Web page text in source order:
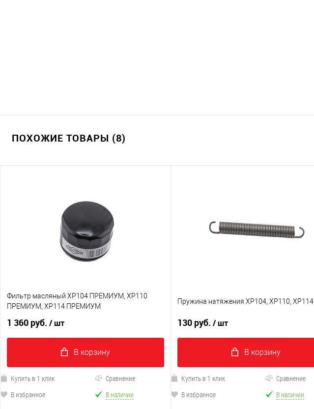
ПОХОЖИЕ ТОВАРЫ (8)
Фильтр масляный XP104 ПРЕМИУМ, XP110
ПРЕМИУМ, XP114 ПРЕМИУМ
1 360 руб. / шт
В корзину
Купить в 1 клик
Сравнение
В избранное
В наличии
Пружина натяжения XP104, XP110, XP114
130 руб./ шт
В корзину
Купить в 1 клик
Сравнение
В избранное
В наличии